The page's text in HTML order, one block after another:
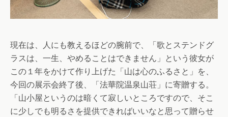
現在は、人にも教えるほどの腕前で、「歌とステンドグ
ラスは、一生、やめることはできません」という彼女が
この１年をかけて作り上げた「山は心のふるさと」を、
今回の展示会終了後、「法華院温泉山荘」に寄贈する。
「山小屋というのは暗くて寂しいところですので、そこ
に少しでも明るさを提供できればいいなと思って贈らせ